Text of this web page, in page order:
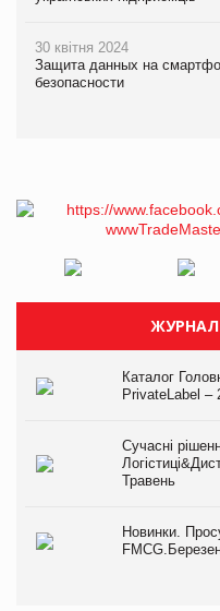
30 квітня 2024
Защита данных на
безопасности
ЖУРНАЛ
Каталог
PrivateLabel –
Сучасні
Травень
Новинки.